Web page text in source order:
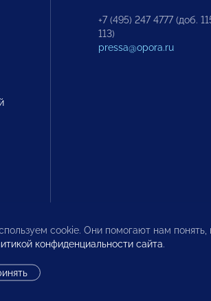
+7 (495) 247 4777 (доб.
113)
pressa@opora.ru
cookie. Они помогают нам понять,
конфиденциальности сайта.